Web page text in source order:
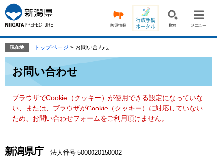
ー
ジ
の
頭
す。
ニ
ュ
ー
飛
て
現在地 トップページ > お問い合わせ
お問い合わせ
ブラウザでCookie（クッキー）が使用できる設定になっていな
い、または、ブラウザがCookie（クッキー）に対応していない
ため、お問い合わせフォームをご利用頂けません。
新潟県庁 法人番号 5000020150002